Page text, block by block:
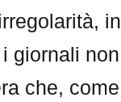
giornali
che,